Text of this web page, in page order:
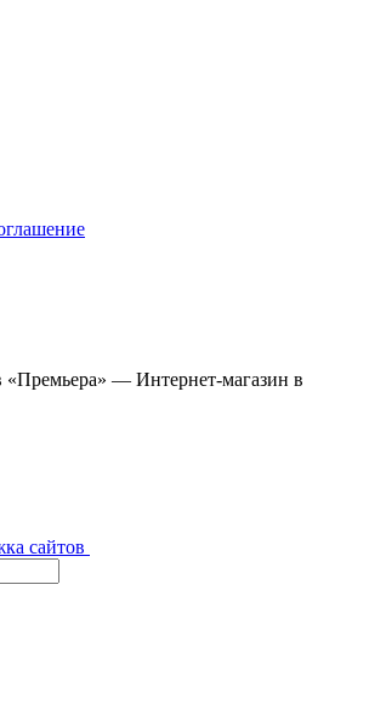
«Премьера» — Интернет-магазин в
сайтов